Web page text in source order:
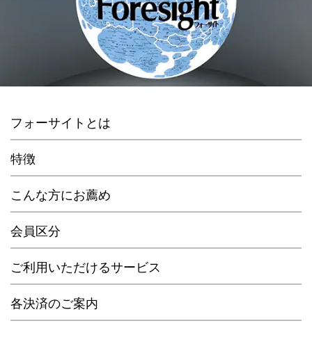
フォーサイトとは
特徴
こんな方にお薦め
会員区分
ご利用いただけるサービス
各決済のご案内